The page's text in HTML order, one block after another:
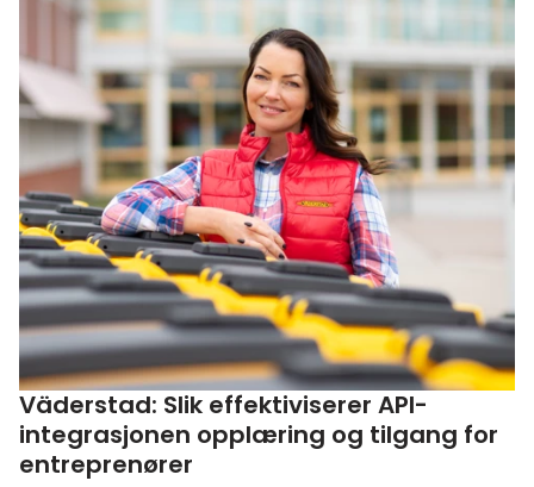
Väderstad: Slik effektiviserer API-
integrasjonen opplæring og tilgang for
entreprenører